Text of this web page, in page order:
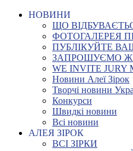
НОВИНИ
ЩО
ФОТОГАЛЕРЕЯ
ПУБЛІКУЙТЕ
ЗАПРОШУЄМО
WE INVITE JURY
Новини Алеї Зірок
Творчі новини
Конкурси
Швидкі новини
Всі новини
АЛЕЯ ЗІРОК
ВСІ ЗІРКИ